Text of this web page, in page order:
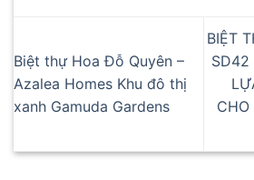
Biệt thự Hoa Đỗ Quyên –
Azalea Homes Khu đô thị
xanh Gamuda Gardens
BIỆT
SD42
CHO